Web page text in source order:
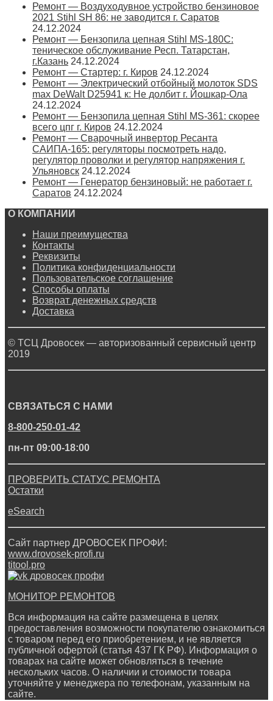
Ремонт — Воздуходувное устройство бензиновое
2021 Stihl SH 86: не заводится г. Саратов
24.12.2024
Ремонт — Бензопила цепная Stihl MS-180С:
теническое обслуживание Респ. Татарстан,
г.Казань 24.12.2024
Ремонт — Стартер: г. Киров 24.12.2024
Ремонт — Электрический отбойный молоток SDS
max DeWalt D25941 к: Не долбит г. Йошкар-Ола
24.12.2024
Ремонт — Бензопила цепная Stihl MS-361: скорее
всего цпг г. Киров 24.12.2024
Ремонт — Сварочный инвертор Ресанта
САИПА-165: регуляторы посмотреть надо,
регулятор проволки и регулятор напряжения г.
Ульяновск 24.12.2024
Ремонт — Генератор бензиновый: не работает г.
Саратов 24.12.2024
О КОМПАНИИ
Наши преимущества
Контакты
Реквизиты
Политика конфиденциальности
Пользовательское соглашение
Способы оплаты
Возврат денежных средств
Доставка
© ТСЦ Дровосек — авторизованный сервисный центр
2019
СВЯЗАТЬСЯ С НАМИ
8-800-250-01-42
пн-пт 09:00-18:00
ПРОВЕРИТЬ СТАТУС РЕМОНТА
Остатки
eSearch
Сайт партнер ДРОВОСЕК ПРОФИ:
www.drovosek-profi.ru
titool.pro
МОНИТОР РЕМОНТОВ
Вся информация на сайте размещена в целях
предоставления возможности покупателю ознакомиться
с товаром перед его приобретением, и не является
публичной офертой (статья 437 ГК РФ). Информация о
товарах на сайте может обновляться в течение
нескольких часов. О наличии и стоимости товара
уточняйте у менеджера по телефонам, указанным на
сайте.